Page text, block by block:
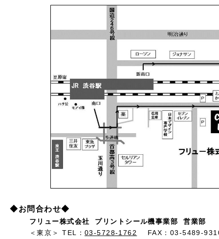
◆お問合わせ◆
フリュー株式会社 プリントシール機事業部 営業部
＜東京＞ TEL： 03-5728-1762
FAX：03-5489-